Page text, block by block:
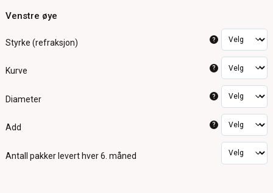
Venstre øye
Styrke (refraksjon) ?
Kurve ?
Diameter ?
Add ?
Antall pakker levert hver 6. måned